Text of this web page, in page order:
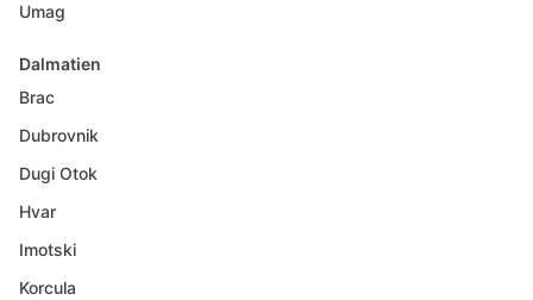
Umag
Dalmatien
Brac
Dubrovnik
Dugi Otok
Hvar
Imotski
Korcula